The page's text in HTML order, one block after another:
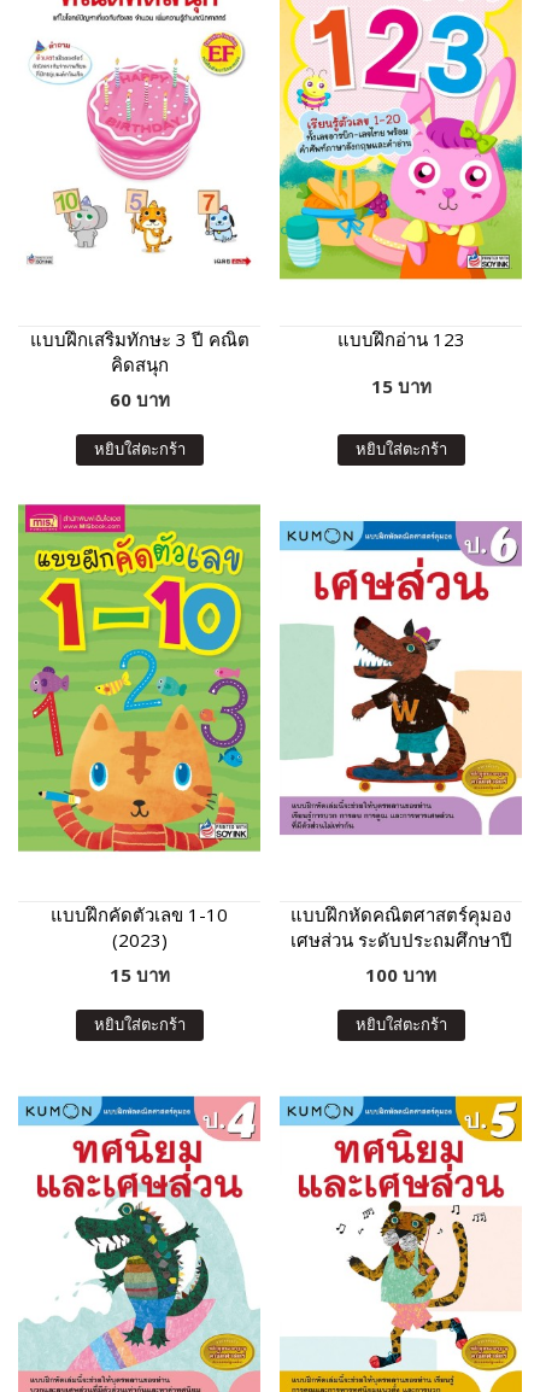
แบบฝึกเสริมทักษะ 3 ปี คณิต
คิดสนุก
60 บาท
หยิบใส่ตะกร้า
แบบฝึกอ่าน 123
15 บาท
หยิบใส่ตะกร้า
แบบฝึกคัดตัวเลข 1-10
(2023)
15 บาท
หยิบใส่ตะกร้า
แบบฝึกหัดคณิตศาสตร์คุมอง
เศษส่วน ระดับประถมศึกษาปี
ที่ 6
100 บาท
หยิบใส่ตะกร้า